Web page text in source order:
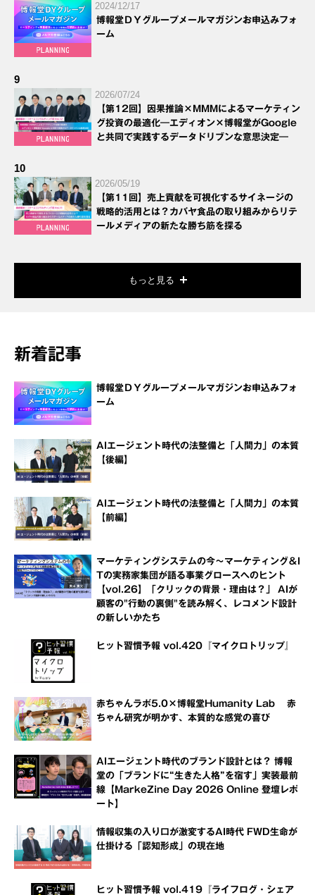
2024/12/17
博報堂ＤＹグループメールマガジンお申込みフォ
ーム
9
2026/07/24
【第12回】因果推論×MMMによるマーケティン
グ投資の最適化―エディオン×博報堂がGoogle
と共同で実践するデータドリブンな意思決定―
10
2026/05/19
【第11回】売上貢献を可視化するサイネージの
戦略的活用とは？カバヤ食品の取り組みからリテ
ールメディアの新たな勝ち筋を探る
もっと見る
新着記事
博報堂ＤＹグループメールマガジンお申込みフォ
ーム
AIエージェント時代の法整備と「人間力」の本質
【後編】
AIエージェント時代の法整備と「人間力」の本質
【前編】
マーケティングシステムの今～マーケティング＆I
Tの実務家集団が語る事業グロースへのヒント
【vol.26】「クリックの背景・理由は？」 AIが
顧客の"行動の裏側"を読み解く、レコメンド設計
の新しいかたち
ヒット習慣予報 vol.420『マイクロトリップ』
赤ちゃんラボ5.0×博報堂Humanity Lab 赤
ちゃん研究が明かす、本質的な感覚の喜び
AIエージェント時代のブランド設計とは？ 博報
堂の「ブランドに“生きた人格”を宿す」実装最前
線【MarkeZine Day 2026 Online 登壇レポ
ート】
情報収集の入り口が激変するAI時代 FWD生命が
仕掛ける「認知形成」の現在地
ヒット習慣予報 vol.419『ライフログ・シェア